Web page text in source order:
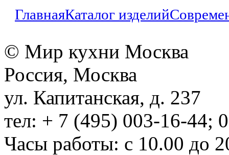
ГлавнаяКаталог изделий
© Мир кухни Москва
Россия, Москва
ул. Капитанская, д. 237
тел: + 7 (495) 003-16-44;
Часы работы: с 10.00 до